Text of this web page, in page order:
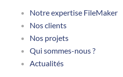
Notre expertise FileMaker
Nos clients
Nos projets
Qui sommes-nous ?
Actualités